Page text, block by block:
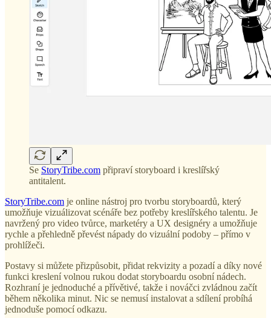
Se StoryTribe.com připraví storyboard i kreslířský
antitalent.
StoryTribe.com je online nástroj pro tvorbu storyboardů, který
umožňuje vizuálizovat scénáře bez potřeby kreslířského talentu. Je
navržený pro video tvůrce, marketéry a UX designéry a umožňuje
rychle a přehledně převést nápady do vizuální podoby – přímo v
prohlížeči.
Postavy si můžete přizpůsobit, přidat rekvizity a pozadí a díky nové
funkci kreslení volnou rukou dodat storyboardu osobní nádech.
Rozhraní je jednoduché a přívětivé, takže i nováčci zvládnou začít
během několika minut. Nic se nemusí instalovat a sdílení probíhá
jednoduše pomocí odkazu.